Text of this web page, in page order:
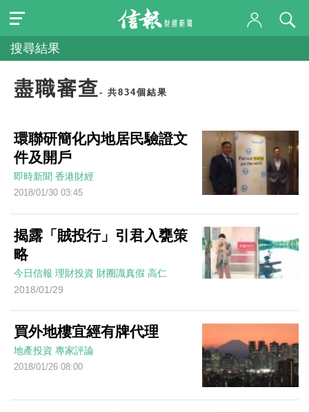
搜尋結果
盡職審查- 共834個結果
環聯研簡化內地居民驗證文
件及開戶
即時新聞 香港財經
2018/01/30 03:45
揭露「賊投行」引君入甕策
略
今日信報 理財投資 財圈識真假 高仁
2018/01/29
買外地樓宜經有牌代理
地產投資 專家評論
2018/01/26 08:00